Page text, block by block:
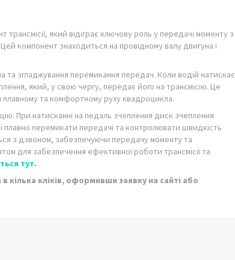
який відіграє ключову роль у передачі моменту з
компонент знаходиться на провідному валу двигуна і
та згладжування перемикання передач. Коли водій натискає
який, у свою чергу, передає його на трансмісію. Це
плавному та комфортному руху квадроцикла.
При натисканні на педаль зчеплення диск зчеплення
перемикати передачі та контролювати швидкість
з дзвоном, забезпечуючи передачу моменту та
для забезпечення ефективної роботи трансмісії та
тут.
кліків, оформивши заявку на сайті або